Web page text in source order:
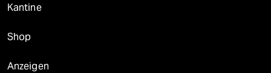
Kantine
Shop
Anzeigen